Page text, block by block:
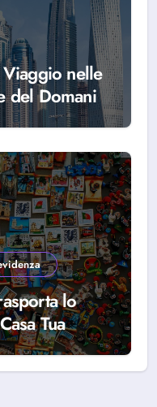
nelle
del Domani
lo
Tua